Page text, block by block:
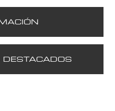
DESTACADOS